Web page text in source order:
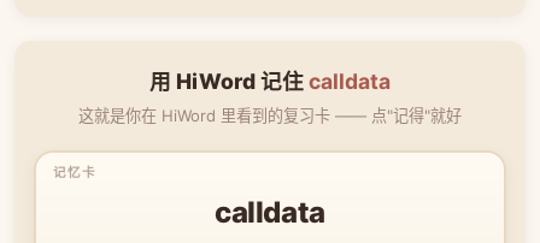
用 HiWord 记住calldata
这就是你在 HiWord 里看到的复习卡 —— 点"记得"就好
calldata